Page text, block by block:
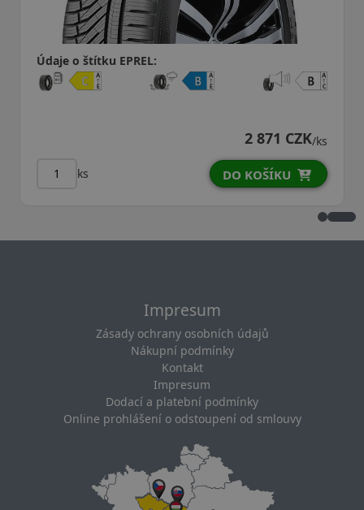
Údaje o štítku EPREL:
2 871 CZK/ks
ks DO KOŠÍKU
Impresum
Zásady ochrany osobních údajů
Nákupní podmínky
Kontakt
Impresum
Dodací a platební podmínky
Online prohlášení o odstoupení od smlouvy